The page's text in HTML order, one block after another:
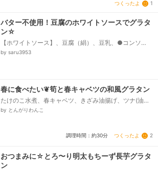
つくったよ 1
バター不使用！豆腐のホワイトソースでグラタ
ン☆
【ホワイトソース】、豆腐（絹）、豆乳、●コンソ
メ、●塩コショウ、【グラタンの具】、マカロニ、ベ
by saru3953
春に食べたい❦筍と春キャベツの和風グラタン
たけのこ水煮、春キャベツ、きざみ油揚げ、ツナ(油漬
け)、ピザ用チーズ《お好み量で》、❥❥❥❥ ソース
by とんがりわんこ
調理時間：約30分 つくったよ 2
おつまみに☆とろ〜り明太もちーず長芋グラタ
ン